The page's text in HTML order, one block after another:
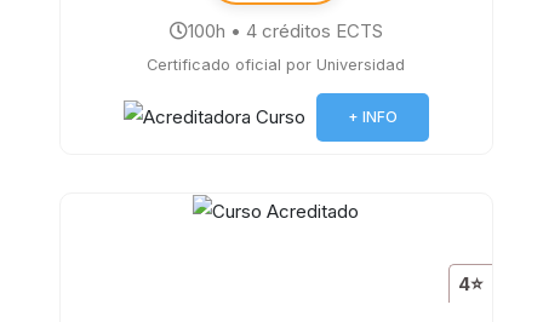
100h • 4 créditos ECTS
Certificado oficial por Universidad
+ INFO
4⭐